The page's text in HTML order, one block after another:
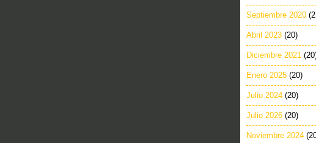
Septiembre 2020
Abril 2023 (20)
Diciembre 2021
Enero 2025 (20)
Julio 2024 (20)
Julio 2026 (20)
Noviembre 2024